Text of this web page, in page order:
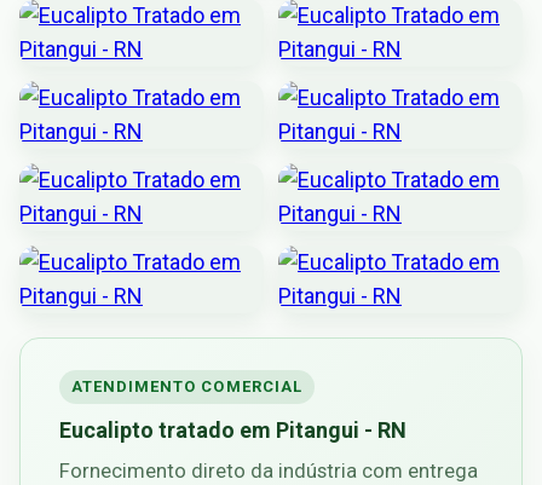
ATENDIMENTO COMERCIAL
Eucalipto tratado em Pitangui - RN
Fornecimento direto da indústria com entrega